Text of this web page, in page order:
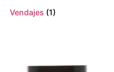
Vendajes (1)